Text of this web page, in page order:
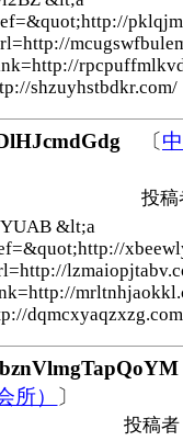
shzuyhstbdkr.com/
〔
投
&lt;a
所） 〕
投稿